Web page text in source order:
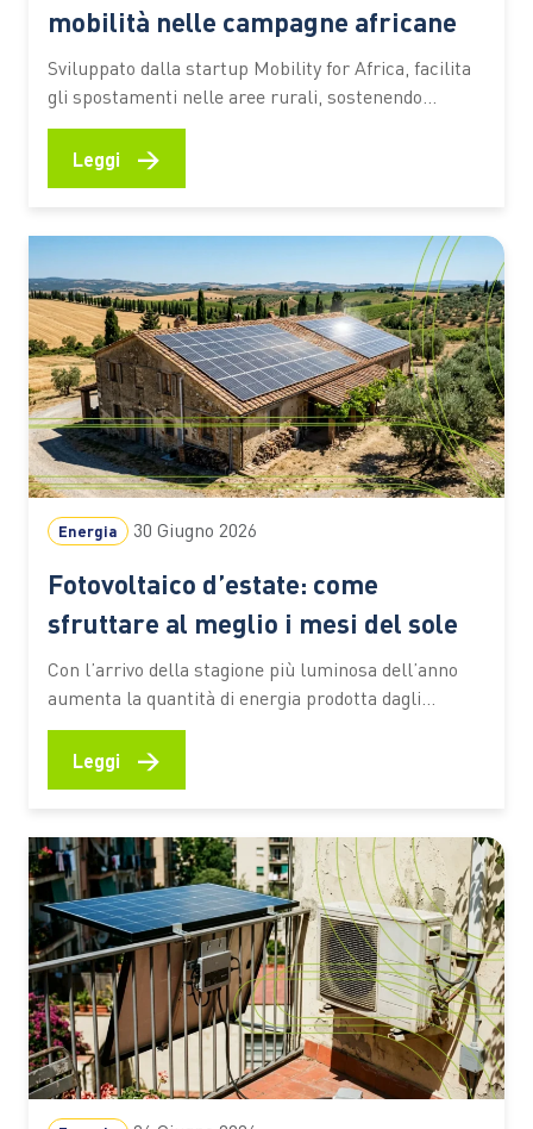
mobilità nelle campagne africane
Sviluppato dalla startup Mobility for Africa, facilita
gli spostamenti nelle aree rurali, sostenendo
agricoltura, imprenditoria locale, inclusione
femminile e riduzione delle emissioni In molte aree
gestisce una piccola attività commerciale o deve
Leggi →
Energia 30 Giugno 2026
Fotovoltaico d’estate: come
sfruttare al meglio i mesi del sole
Con l’arrivo della stagione più luminosa dell’anno
aumenta la quantità di energia prodotta dagli
impianti domestici. È il periodo ideale per
controllare le prestazioni del sistema, verificare il
efficiente l’elettricità generata durante il giorno
Giugno e…
Leggi →